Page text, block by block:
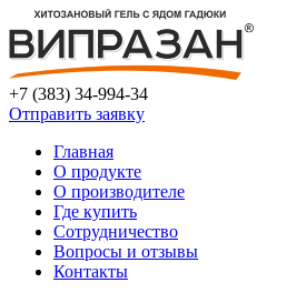
+7 (383) 34-994-34
Отправить заявку
Главная
О продукте
О производителе
Где купить
Сотрудничество
Вопросы и отзывы
Контакты